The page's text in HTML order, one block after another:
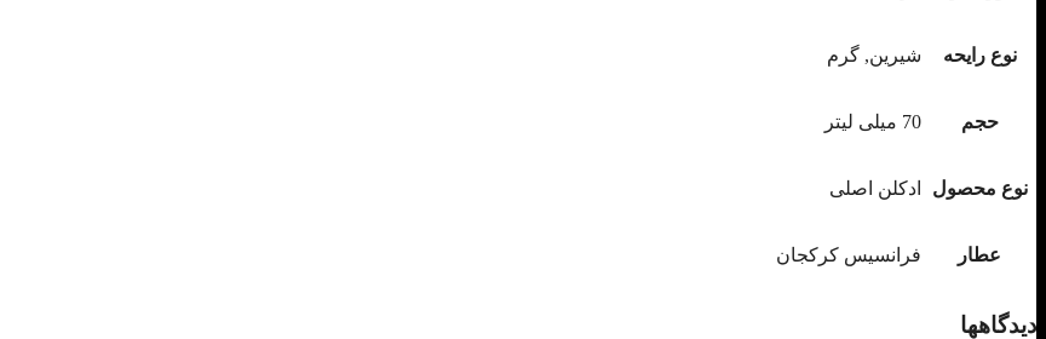
نوع رایحه شیرین, گرم
حجم 70 میلی لیتر
نوع محصول ادکلن اصلی
عطار فرانسیس کرکجان
دیدگاهها